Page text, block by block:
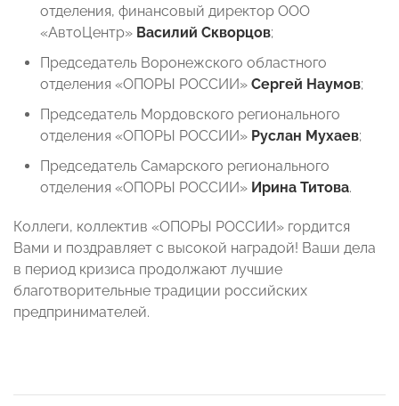
отделения, финансовый директор ООО
«АвтоЦентр» Василий Скворцов;
Председатель Воронежского областного
отделения «ОПОРЫ РОССИИ» Сергей Наумов;
Председатель Мордовского регионального
отделения «ОПОРЫ РОССИИ» Руслан Мухаев;
Председатель Самарского регионального
отделения «ОПОРЫ РОССИИ» Ирина Титова.
Коллеги, коллектив «ОПОРЫ РОССИИ» гордится
Вами и поздравляет с высокой наградой! Ваши дела
в период кризиса продолжают лучшие
благотворительные традиции российских
предпринимателей.